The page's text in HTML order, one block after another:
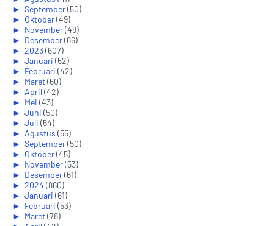
► September(50)
► Oktober(49)
► November(49)
► Desember(66)
► 2023(607)
► Januari (52)
► Februari (42)
► Maret(60)
► April(42)
► Mei (43)
► Juni (50)
► Juli (54)
► Agustus (55)
► September(50)
► Oktober(45)
► November(53)
► Desember(61)
► 2024 (860)
► Januari (61)
► Februari (53)
► Maret(78)